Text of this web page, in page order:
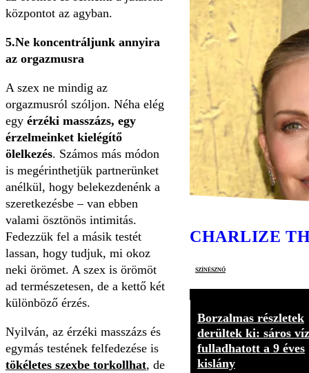
központot az agyban.
5.Ne koncentráljunk annyira
az orgazmusra
A szex ne mindig az
orgazmusról szóljon. Néha elég
egy érzéki masszázs, egy
érzelmeinket kielégítő
ölelkezés. Számos más módon
is megérinthetjük partnerünket
anélkül, hogy belekezdenénk a
szeretkezésbe – van ebben
valami ösztönös intimitás.
Fedezzük fel a másik testét
lassan, hogy tudjuk, mi okoz
neki örömet. A szex is örömöt
ad természetesen, de a kettő két
különböző érzés.
Nyilván, az érzéki masszázs és
egymás testének felfedezése is
tökéletes szexbe torkollhat, de
CHARLIZE
színésznő
Borzalmas részletek
derültek ki: sáros
fulladhatott a 9 éves
kislány